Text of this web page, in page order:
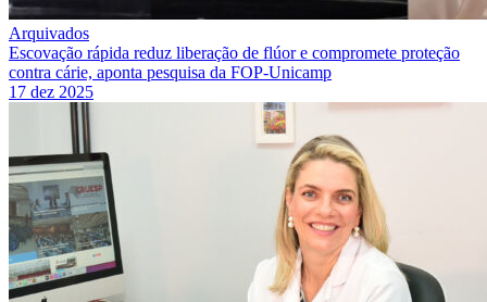
Arquivados
Escovação rápida reduz liberação de flúor e compromete proteção
contra cárie, aponta pesquisa da FOP-Unicamp
17 dez 2025